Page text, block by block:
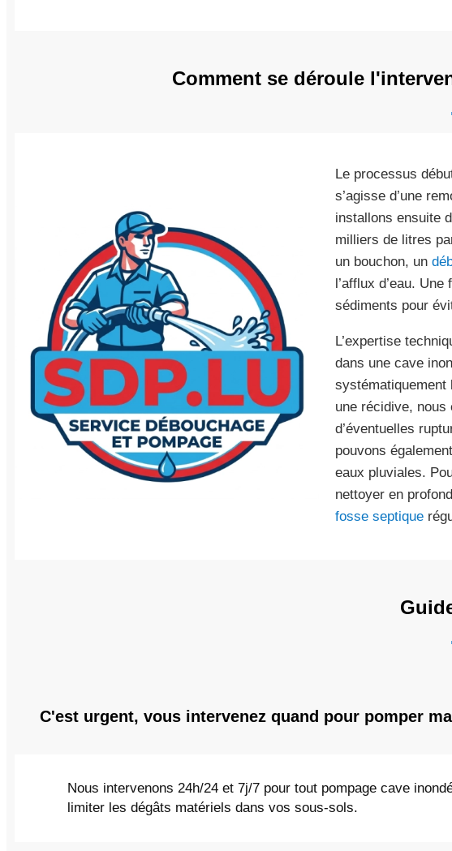
Comment se déroule
Le processus
s’agisse d’une
installons ensuite
milliers de litres
un bouchon, un
l’afflux d’eau.
sédiments pour
L’expertise
dans une cave
systématiquement
une récidive,
d’éventuelles
pouvons
eaux pluviales.
nettoyer en
fosse septique
C'est urgent, vous intervenez quand pour pomper
Nous intervenons 24h/24 et 7j/7 pour tout pompage cave
limiter les dégâts matériels dans vos sous-sols.